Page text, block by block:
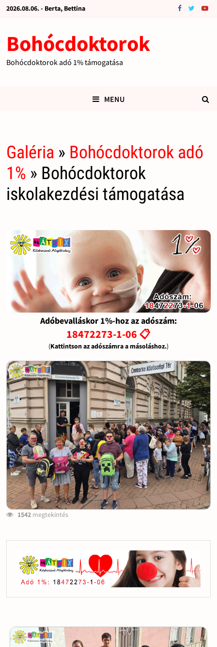
2026.08.06. - Berta, Bettina
Bohócdoktorok
Bohócdoktorok adó 1% támogatása
MENU
Galéria » Bohócdoktorok adó
1% » Bohócdoktorok
iskolakezdési támogatása
Adóbevalláskor 1%-hoz az adószám:
18472273-1-06 📋
(Kattintson az adószámra a másoláshoz.)
1542megtekintés